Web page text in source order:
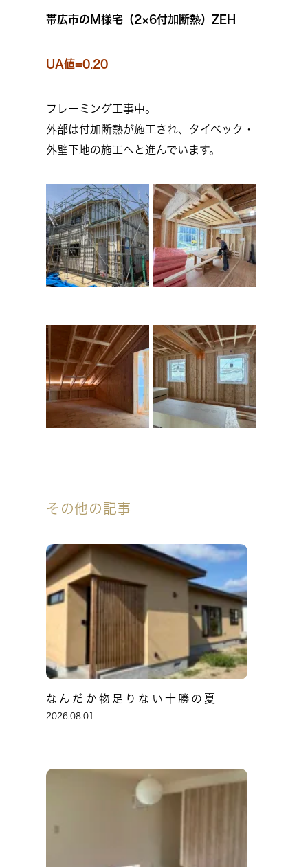
帯広市のM様宅（2×6付加断熱）ZEH
UA値=0.20
フレーミング工事中。
外部は付加断熱が施工され、タイベック・
外壁下地の施工へと進んでいます。
その他の記事
なんだか物足りない十勝の夏
2026.08.01